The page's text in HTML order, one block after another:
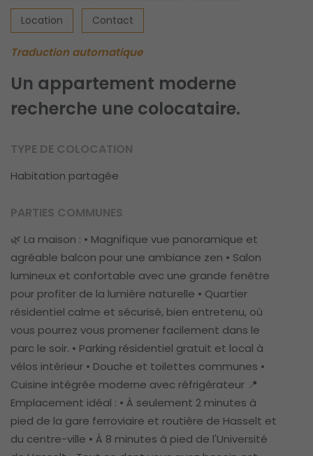
Location Contact
Traduction automatique
Un appartement moderne
recherche une colocataire.
TYPE DE COLOCATION
Habitation partagée
PARTIES COMMUNES
🌿 La maison : • Magnifique vue panoramique et
agréable balcon pour une ambiance zen • Salon
lumineux et confortable avec une grande fenêtre
pour profiter de la lumière naturelle • Quartier
résidentiel calme et sécurisé, bien entretenu, où
vous pourrez vous promener facilement dans le
parc le soir. • Parking résidentiel gratuit et local à
vélos intérieur • Douche et toilettes communes •
Cuisine intégrée moderne avec réfrigérateur 📍
Emplacement idéal : • À seulement 2 minutes à
pied de la gare ferroviaire et routière de Hasselt et
du centre-ville • À 8 minutes à pied de l'Université